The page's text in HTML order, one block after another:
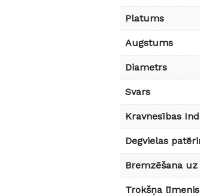
Platums
Augstums
Diametrs
Svars
Kravnesības
Degvielas
Bremzēšana
Trokšņa līmenis